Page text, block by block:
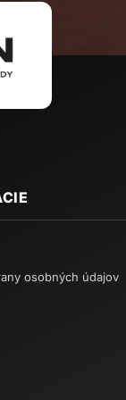
osobných údajov